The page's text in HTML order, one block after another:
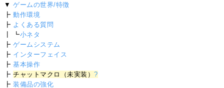
▼ゲームの世界/特徴
┣動作環境
┣ よくある質問
┃ ┗小ネタ
┣ゲームシステム
┣ インターフェイス
┣基本操作
┣チャットマクロ（未実装）?
┣装備品の強化